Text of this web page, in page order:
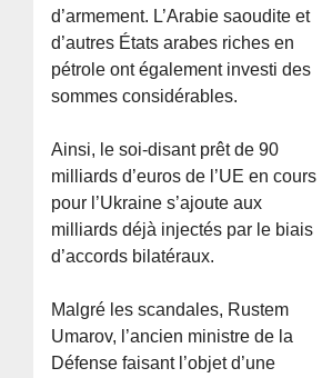
d’armement. L’Arabie saoudite et
d’autres États arabes riches en
pétrole ont également investi des
sommes considérables.
Ainsi, le soi-disant prêt de 90
milliards d’euros de l’UE en cours
pour l’Ukraine s’ajoute aux
milliards déjà injectés par le biais
d’accords bilatéraux.
Malgré les scandales, Rustem
Umarov, l’ancien ministre de la
Défense faisant l’objet d’une